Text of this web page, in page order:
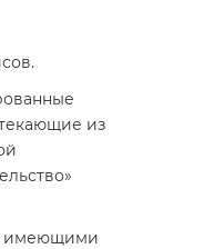
из
имеющими